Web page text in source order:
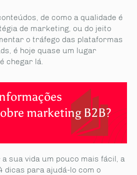
de como a qualidade é
de marketing, ou do jeito
o tráfego das plataformas
é hoje quase um lugar
chegar lá.
marketing B2B?
sua vida um pouco mais fácil, a
dicas para ajudá-lo com o